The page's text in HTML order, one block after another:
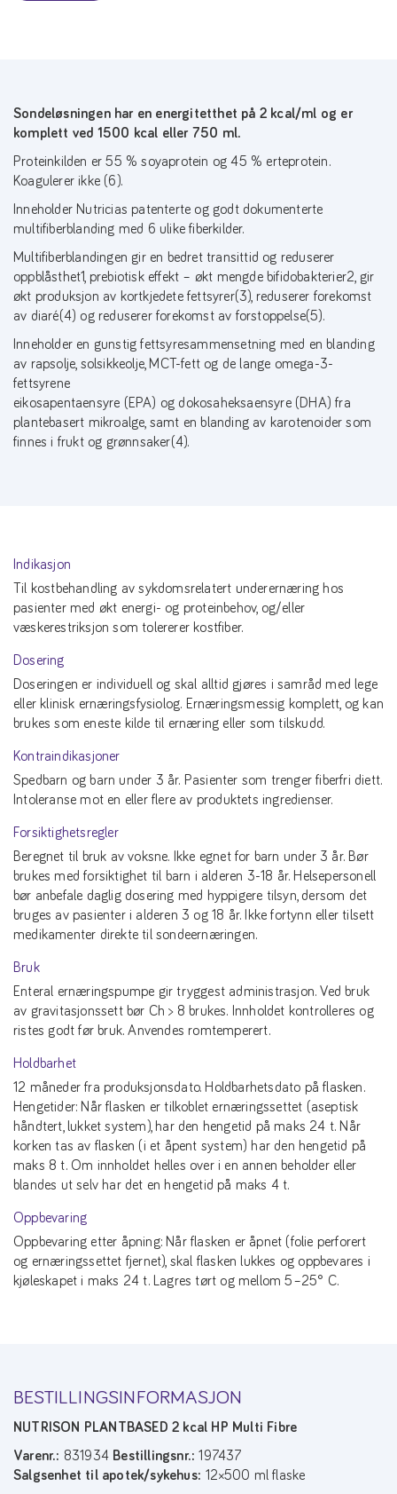
Sondeløsningen har en energitetthet på 2 kcal/ml og er
komplett ved 1500 kcal eller 750 ml.
Proteinkilden er 55 % soyaprotein og 45 % erteprotein.
Koagulerer ikke (6).
Inneholder Nutricias patenterte og godt dokumenterte
multifiberblanding med 6 ulike fiberkilder.
Multifiberblandingen gir en bedret transittid og reduserer
oppblåsthet1, prebiotisk effekt – økt mengde bifidobakterier2, gir
økt produksjon av kortkjedete fettsyrer(3), reduserer forekomst
av diaré(4) og reduserer forekomst av forstoppelse(5).
Inneholder en gunstig fettsyresammensetning med en blanding
av rapsolje, solsikkeolje, MCT-fett og de lange omega-3-
fettsyrene
eikosapentaensyre (EPA) og dokosaheksaensyre (DHA) fra
plantebasert mikroalge, samt en blanding av karotenoider som
finnes i frukt og grønnsaker(4).
Indikasjon
Til kostbehandling av sykdomsrelatert underernæring hos
pasienter med økt energi- og proteinbehov, og/eller
væskerestriksjon som tolererer kostfiber.
Dosering
Doseringen er individuell og skal alltid gjøres i samråd med lege
eller klinisk ernæringsfysiolog. Ernæringsmessig komplett, og kan
brukes som eneste kilde til ernæring eller som tilskudd.
Kontraindikasjoner
Spedbarn og barn under 3 år. Pasienter som trenger fiberfri diett.
Intoleranse mot en eller flere av produktets ingredienser.
Forsiktighetsregler
Beregnet til bruk av voksne. Ikke egnet for barn under 3 år. Bør
brukes med forsiktighet til barn i alderen 3-18 år. Helsepersonell
bør anbefale daglig dosering med hyppigere tilsyn, dersom det
bruges av pasienter i alderen 3 og 18 år. Ikke fortynn eller tilsett
medikamenter direkte til sondeernæringen.
Bruk
Enteral ernæringspumpe gir tryggest administrasjon. Ved bruk
av gravitasjonssett bør Ch > 8 brukes. Innholdet kontrolleres og
ristes godt før bruk. Anvendes romtemperert.
Holdbarhet
12 måneder fra produksjonsdato. Holdbarhetsdato på flasken.
Hengetider: Når flasken er tilkoblet ernæringssettet (aseptisk
håndtert, lukket system), har den hengetid på maks 24 t. Når
korken tas av flasken (i et åpent system) har den hengetid på
maks 8 t. Om innholdet helles over i en annen beholder eller
blandes ut selv har det en hengetid på maks 4 t.
Oppbevaring
Oppbevaring etter åpning: Når flasken er åpnet (folie perforert
og ernæringssettet fjernet), skal flasken lukkes og oppbevares i
kjøleskapet i maks 24 t. Lagres tørt og mellom 5–25° C.
BESTILLINGSINFORMASJON
NUTRISON PLANTBASED 2 kcal HP Multi Fibre
Varenr.: 831934 Bestillingsnr.: 197437
Salgsenhet til apotek/sykehus:12×500 ml flaske